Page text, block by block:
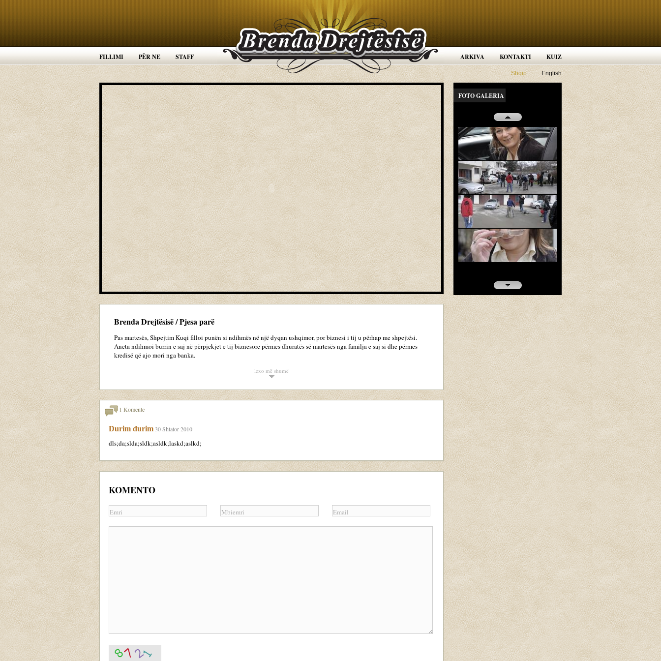
FILLIMI PËR NE STAFF ARKIVA KONTAKTI KUIZ
Shqip English
Brenda Drejtësisë / Pjesa parë
Pas martesës, Shpejtim Kuqi filloi punën si ndihmës në një dyqan ushqimor, por biznesi i tij u përhap me shpejtësi.
Aneta ndihmoi burrin e saj në përpjekjet e tij biznesore përmes dhuratës së martesës nga familja e saj si dhe përmes
kredisë që ajo mori nga banka.
lexo më shumë
1 Komente
Durim durim30 Shtator 2010
dls;da;slda;sldk;asldk;laskd;aslkd;
KOMENTO
FOTO GALERIA